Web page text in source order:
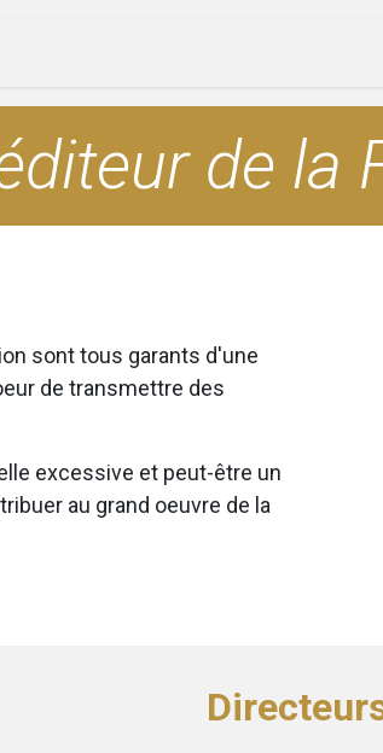
de la
sont tous garants d'une
de transmettre des
excessive et peut-être un
au grand oeuvre de la